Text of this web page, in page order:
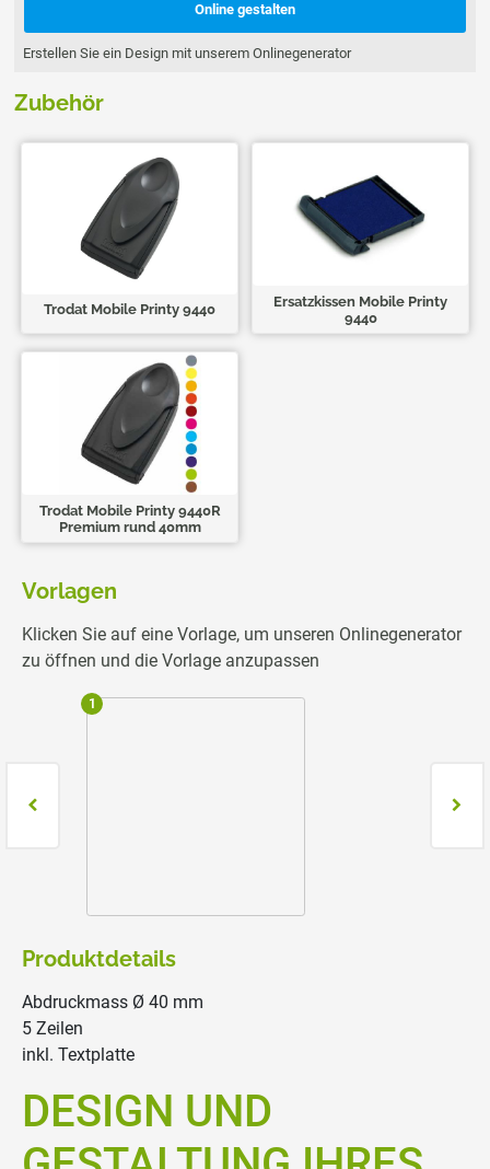
Online gestalten
Erstellen Sie ein Design mit unserem Onlinegenerator
Zubehör
Trodat Mobile Printy 9440
Ersatzkissen Mobile Printy
9440
Trodat Mobile Printy 9440R
Premium rund 40mm
Vorlagen
Klicken Sie auf eine Vorlage, um unseren Onlinegenerator
zu öffnen und die Vorlage anzupassen
1
Produktdetails
Abdruckmass Ø 40 mm
5 Zeilen
inkl. Textplatte
DESIGN UND